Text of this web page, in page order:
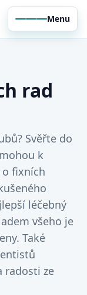
Menu
rad
Svěřte do
k
fixních
léčebný
všeho je
Také
radosti ze